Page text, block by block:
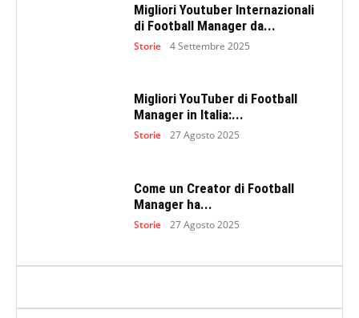
Migliori Youtuber Internazionali
di Football Manager da...
Storie 4 Settembre 2025
Migliori YouTuber di Football
Manager in Italia:...
Storie 27 Agosto 2025
Come un Creator di Football
Manager ha...
Storie 27 Agosto 2025